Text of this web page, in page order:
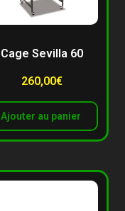
Cage Sevilla 60
260,00€
Ajouter au panier